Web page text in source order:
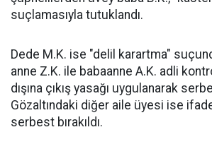
suçlamasıyla tutuklandı.
Dede M.K. ise "delil karartma"
anne Z.K. ile babaanne A.K. adli
dışına çıkış yasağı uygulanarak
Gözaltındaki diğer aile üyesi ise
serbest bırakıldı.